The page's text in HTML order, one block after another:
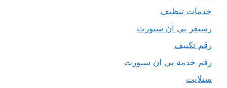
خدمات تنظيف
رسيفر بي ان سبورت
رقم تكييف
رقم خدمة بي ان سبورت
ستلايت